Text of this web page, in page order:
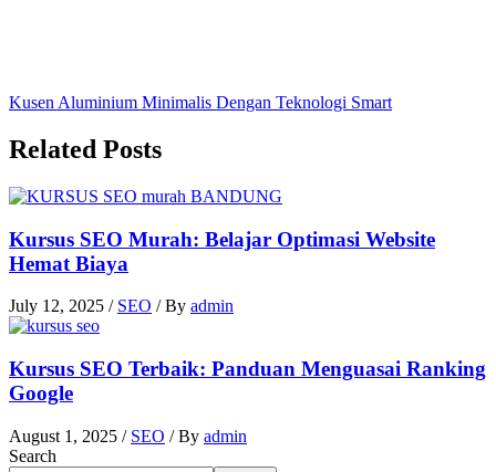
Kusen Aluminium Minimalis Dengan Teknologi Smart
Related Posts
Kursus SEO Murah: Belajar Optimasi Website
Hemat Biaya
July 12, 2025 / SEO / By admin
Kursus SEO Terbaik: Panduan Menguasai Ranking
Google
August 1, 2025 / SEO / By admin
Search